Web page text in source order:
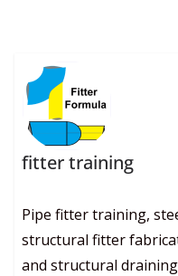
fitter training
Pipe fitter training,
structural fitter
and structural